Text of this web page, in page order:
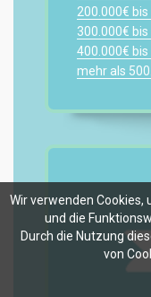
200.000€
300.000€
400.000€
mehr als
Wir verwenden Cookies,
und die
Durch die Nutzung
von